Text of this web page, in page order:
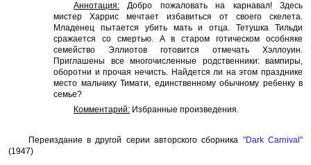
Аннотация:Добро пожаловать на карнавал! Здесь
мистер Харрис мечтает избавиться от своего скелета.
Младенец пытается убить мать и отца. Тетушка Тильди
сражается со смертью. А в старом готическом особняке
семейство Эллиотов готовится отмечать Хэллоуин.
Приглашены все многочисленные родственники: вампиры,
оборотни и прочая нечисть. Найдется ли на этом празднике
место мальчику Тимати, единственному обычному ребенку в
семье?
Комментарий:Избранные произведения.
Переиздание в другой серии авторского сборника "Dark Carnival"
(1947)